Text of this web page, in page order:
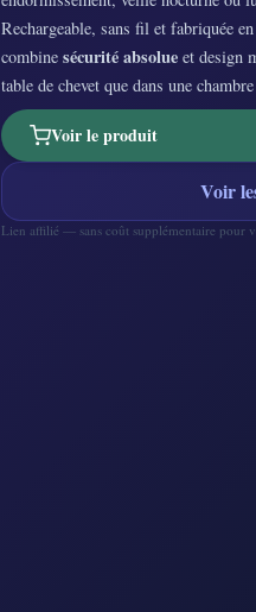
Rechargeable, sans fil et fabriquée
combine sécurité absolue et design
table de chevet que dans une
Voir le produit
Voir
Lien affilié — sans coût supplémentaire pour